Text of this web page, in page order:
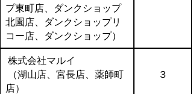
プ東町店、ダンクショップ
北園店、ダンクショップリ
コー店、ダンクショップ）
株式会社マルイ
（湖山店、宮長店、薬師町
店）
３